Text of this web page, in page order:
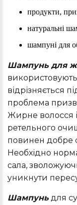
продукти,
натуральні
шампуні для
Шампунь для
відрізняється
проблема
Жирне волосся
ретельного
повинен добре
Необхідно
сала,
уникнути
Шампуньдля